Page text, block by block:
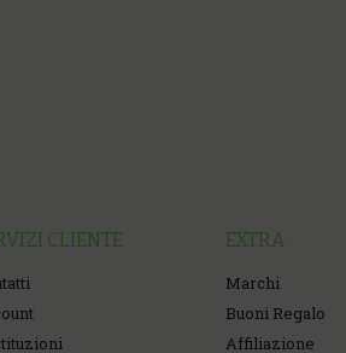
CLIENTE EXTRA
Marchi
Buoni Regalo
Affiliazione